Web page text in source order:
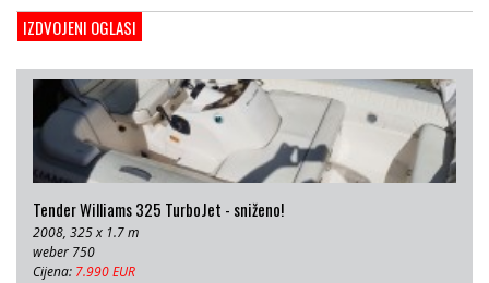
2008, 27 x 6.5 m, Volvo penta 350 KS
Cijena:
IZDVOJENI OGLASI
Tender Williams 325 TurboJet - sniženo!
2008, 325 x 1.7 m
weber 750
Cijena: 7.990 EUR